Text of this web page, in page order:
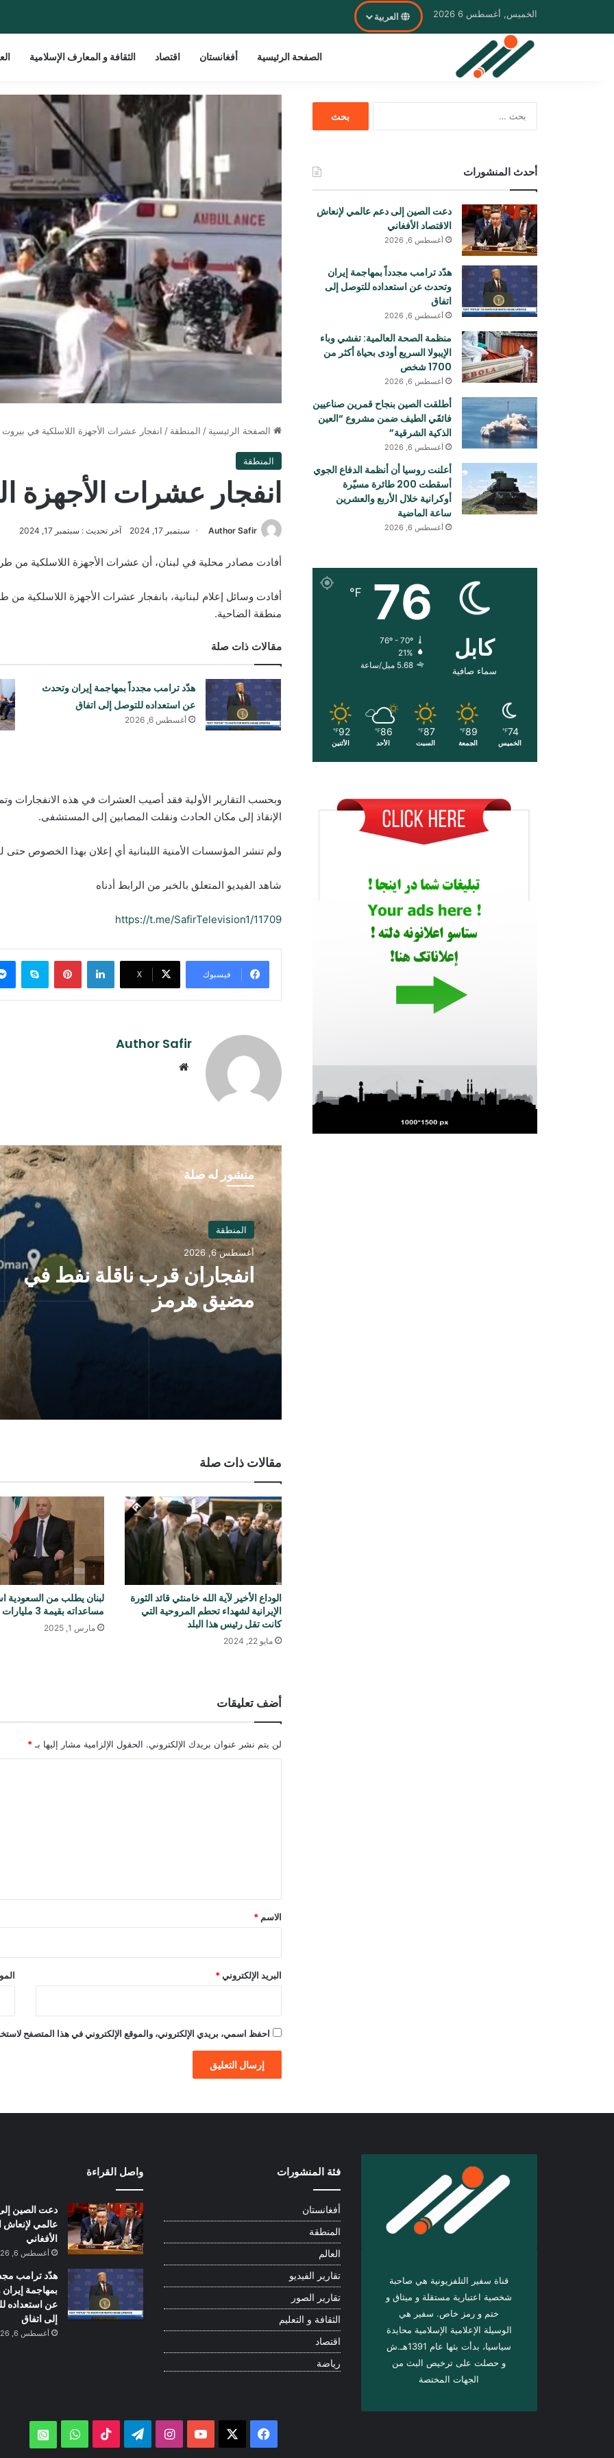
الخميس, أغسطس 6 2026 العربية
الصفحة الرئيسية أفغانستان اقتصاد الثقافة و المعارف الإسلامية
الصفحة الرئيسية / المنطقة / انفجار عشرات الأجهزة اللاسلكية في بيروت
المنطقة
انفجار عشرات الأجهزة
Author Safir سبتمبر 17, 2024 آخر تحديث : سبتمبر 17, 2024
أفادت مصادر محلية في لبنان، أن عشرات الأجهزة اللاسلكية من
أفادت وسائل إعلام لبنانية، بانفجار عشرات الأجهزة
منطقة الضاحية.
مقالات ذات صلة
هدّد ترامب مجدداً بمهاجمة إيران وتحدث
عن استعداده للتوصل إلى اتفاق
أغسطس 6, 2026
وبحسب التقارير الأولية فقد أصيب العشرات في هذه
الإنقاذ إلى مكان الحادث ونقلت المصابين إلى المستشفى.
ولم تنشر المؤسسات الأمنية اللبنانية أي إعلان بهذا الخصوص حتى
شاهد الفيديو المتعلق بالخبر من الرابط أدناه
https://t.me/SafirTelevision1/11709
فيسبوك ‫X
لينكدإن بينتيريست
Author Safir
منشور له صلة
المنطقة
أغسطس 6, 2026
انفجاران قرب ناقلة نفط في
مضيق هرمز
مقالات ذات صلة
الوداع الأخير لآية الله خامنئي قائد الثورة
الإيرانية لشهداء تحطم المروحية التي
كانت تقل رئيس هذا البلد
مايو 22, 2024
لبنان يطلب من السعودية
مساعداته بقيمة 3 مليارات دولار
مارس 1, 2025
أضف تعليقات
لن يتم نشر عنوان بريدك الإلكتروني. الحقول الإلزامية مشار إليها بـ *
*
الاسم *
البريد الإلكتروني *
احفظ اسمي، بريدي الإلكتروني، والموقع الإلكتروني في هذا المتصفح
أحدث المنشورات
دعت الصين إلى دعم عالمي لإنعاش
الاقتصاد الأفغاني
أغسطس 6, 2026
هدّد ترامب مجدداً بمهاجمة إيران
وتحدث عن استعداده للتوصل إلى
اتفاق
أغسطس 6, 2026
منظمة الصحة العالمية: تفشي وباء
الإيبولا السريع أودی بحياة أكثر من
1700 شخص
أغسطس 6, 2026
أطلقت الصين بنجاح قمرين صناعيين
فائقَي الطيف ضمن مشروع “العين
الذكية الشرقية”
أغسطس 6, 2026
أعلنت روسيا أن أنظمة الدفاع الجوي
أسقطت 200 طائرة مسيّرة
أوكرانية خلال الأربع والعشرين
ساعة الماضية
أغسطس 6, 2026
کابل
سماء صافية
76
℉
76º - 70º
21%
5.68 ميل/ساعة
74
℉
الخميس
89
℉
الجمعة
87
℉
السبت
86
℉
الأحد
92
℉
الأثنين
قناة سفير التلفزيونية هي صاحبة
شخصية اعتبارية مستقلة و ميثاق و
ختم و رمز خاص. سفیر هي
الوسيلة الإعلامية الإسلامية محايدة
سياسيا، بدأت بثها عام 1391هـ.ش
و حصلت على ترخيص البث من
الجهات المختصة
فئة المنشورات
أفغانستان
المنطقة
العالم
تقارير الفيديو
تقارير الصور
الثقافة و التعليم
اقتصاد
رياضة
واصل القراءة
دعت الصين
عالمي لإنعاش
الأفغاني
أغسطس 6, 2026
هدّد ترامب
بمهاجمة
عن استعداده
إلى اتفاق
أغسطس 6, 2026
فيسبوك ‫YouTubeانستقرامتيلقرام ‫TikTokواتساب